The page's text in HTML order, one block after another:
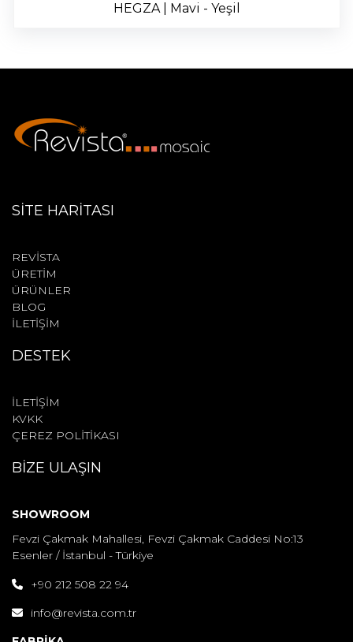
HEGZA | Mavi - Yeşil
SİTE HARİTASI
REVİSTA
ÜRETİM
ÜRÜNLER
BLOG
İLETİŞİM
DESTEK
İLETİŞİM
KVKK
ÇEREZ POLİTİKASI
BİZE ULAŞIN
SHOWROOM
Fevzi Çakmak Mahallesi, Fevzi Çakmak Caddesi No:13
Esenler / İstanbul - Türkiye
+90 212 508 22 94
info@revista.com.tr